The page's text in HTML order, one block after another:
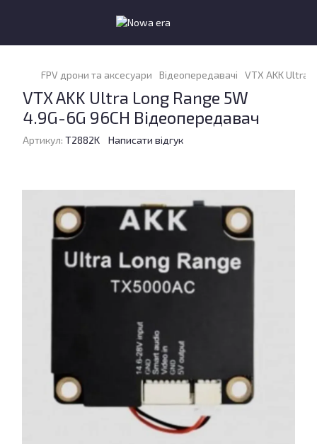
FPV дрони та аксесуари Відеопередавачі VTX AKK Ultra
VTX AKK Ultra Long Range 5W
4.9G-6G 96CH Відеопередавач
Артикул: T2882K Написати відгук